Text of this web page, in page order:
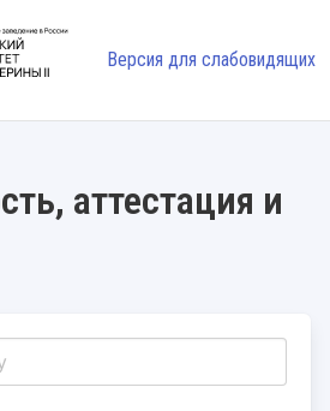
Версия для слабовидящих
аттестация и